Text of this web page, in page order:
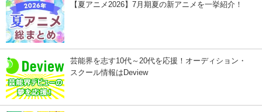
【夏アニメ2026】7月期夏の新アニメを一挙紹介！
芸能界を志す10代～20代を応援！オーディション・
スクール情報はDeview